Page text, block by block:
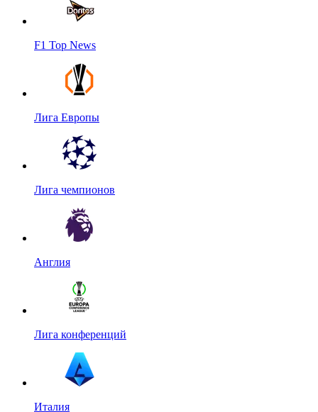
F1 Top News
Лига Европы
Лига чемпионов
Англия
Лига конференций
Италия